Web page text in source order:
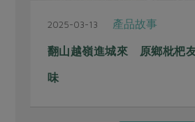
2025-03-13 產品故事
翻山越嶺進城來 原鄉枇杷
味